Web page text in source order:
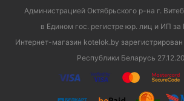
Администрацией Октябрьского р-на г.
в Едином гос. регистре юр. лиц и ИП
Интернет-магазин kotelok.by
Республики Беларусь